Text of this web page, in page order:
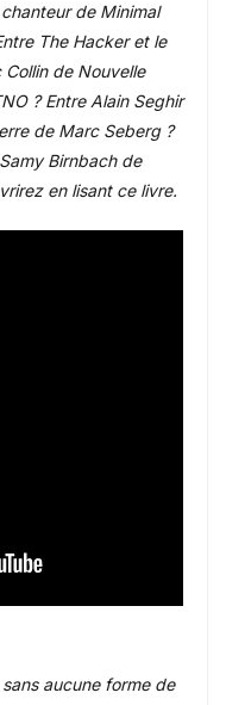
de Minimal
The Hacker et le
de Nouvelle
? Entre Alain Seghir
de Marc Seberg ?
Birnbach de
en lisant ce livre.
aucune forme de